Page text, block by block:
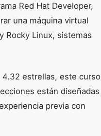
Red Hat Developer,
una máquina virtual
Rocky Linux, sistemas
estrellas, este curso
están diseñadas
previa con